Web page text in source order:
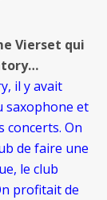
Vierset qui
il y avait
saxophone et
concerts. On
de faire une
le club
profitait de